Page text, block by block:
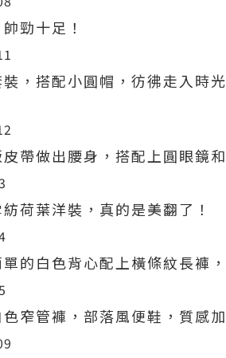
勁十足！
，搭配小圓帽，彷彿走入時
帶做出腰身，搭配上圓眼鏡
荷葉洋裝，真的是美翻了！
的白色背心配上橫條紋長褲
窄管褲，部落風便鞋，質感加